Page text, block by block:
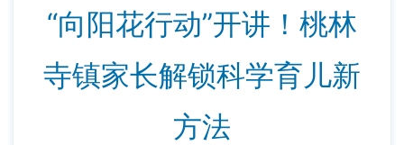
“向阳花行动”开讲！桃林
寺镇家长解锁科学育儿新
方法